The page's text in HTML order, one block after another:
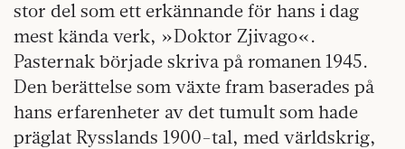
stor del som ett erkännande för hans i dag
mest kända verk, »Doktor Zjivago«.
Pasternak började skriva på romanen 1945.
Den berättelse som växte fram baserades på
hans erfarenheter av det tumult som hade
präglat Rysslands 1900-tal, med världskrig,